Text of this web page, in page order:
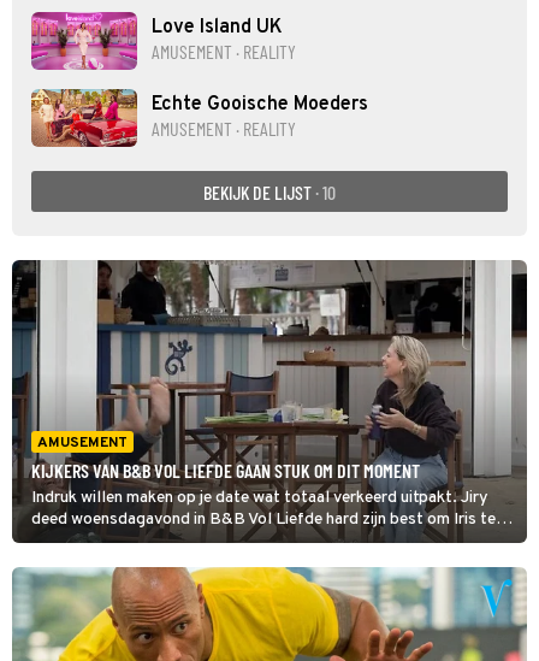
Love Island UK
AMUSEMENT · REALITY
Echte Gooische Moeders
AMUSEMENT · REALITY
BEKIJK DE LIJST · 10
AMUSEMENT
KIJKERS VAN B&B VOL LIEFDE GAAN STUK OM DIT MOMENT
Indruk willen maken op je date wat totaal verkeerd uitpakt. Jiry
deed woensdagavond in B&B Vol Liefde hard zijn best om Iris te
veroveren en was druk in gesprek over de betekenissen van zijn
tatoeages.